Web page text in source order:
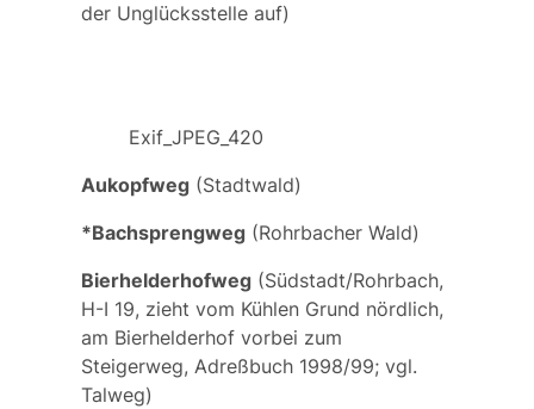
der Unglücksstelle auf)
Exif_JPEG_420
Aukopfweg(Stadtwald)
*Bachsprengweg(Rohrbacher Wald)
Bierhelderhofweg(Südstadt/Rohrbach,
H-I 19, zieht vom Kühlen Grund nördlich,
am Bierhelderhof vorbei zum
Steigerweg, Adreßbuch 1998/99; vgl.
Talweg)